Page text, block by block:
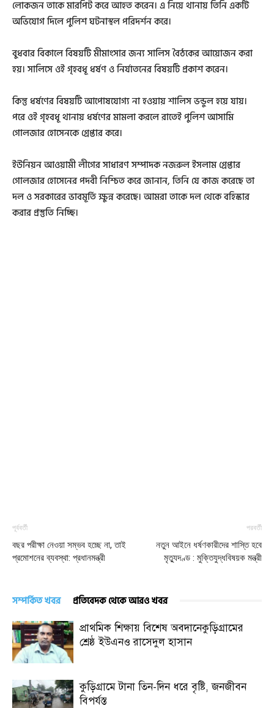
লোকজন তাকে মারপিট করে আহত করেন। এ নিয়ে থানায় তিনি একটি
অভিযোগ দিলে পুলিশ ঘটনাস্থল পরিদর্শন করে।
বুধবার বিকালে বিষয়টি মীমাংসার জন্য সালিস বৈঠকের আয়োজন করা
হয়। সালিসে ওই গৃহবধূ ধর্ষণ ও নির্যাতনের বিষয়টি প্রকাশ করেন।
কিন্তু ধর্ষণের বিষয়টি আপোষযোগ্য না হওয়ায় শালিস ভন্ডুল হয়ে যায়।
পরে ওই গৃহবধূ থানায় ধর্ষণের মামলা করলে রাতেই পুলিশ আসামি
গোলজার হোসেনকে গ্রেপ্তার করে।
ইউনিয়ন আওয়ামী লীগের সাধারণ সম্পাদক নজরুল ইসলাম গ্রেপ্তার
গোলজার হোসেনের পদবী নিশ্চিত করে জানান, তিনি যে কাজ করেছে তা
দল ও সরকারের ভাবমূর্তি ক্ষুন্ন করেছে। আমরা তাকে দল থেকে বহিস্কার
করার প্রস্তুতি নিচ্ছি।
পূর্ববর্তী
বছর পরীক্ষা নেওয়া সম্ভব হচ্ছে না, তাই
প্রমোশনের ব্যবস্থা: প্রধানমন্ত্রী
পরবর্তী
নতুন আইনে ধর্ষণকারীদের শাস্তি হবে
মৃত্যুদণ্ড : মুক্তিযুদ্ধবিষয়ক মন্ত্রী
সম্পর্কিত খবর প্রতিবেদক থেকে আরও খবর
প্রাথমিক শিক্ষায় বিশেষ অবদানেকুড়িগ্রামের
শ্রেষ্ঠ ইউএনও রাসেদুল হাসান
কুড়িগ্রামে টানা তিন-দিন ধরে বৃষ্টি, জনজীবন
বিপর্যস্ত